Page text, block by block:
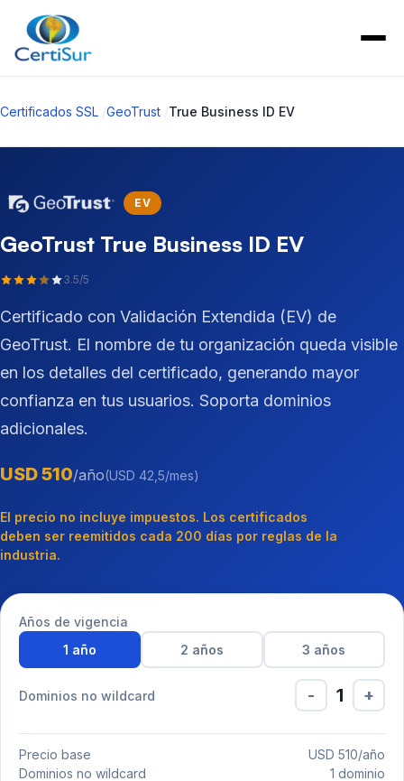
Certificados SSL /GeoTrust /True Business ID EV
EV
GeoTrust True Business ID EV
3.5/5
Certificado con Validación Extendida (EV) de
GeoTrust. El nombre de tu organización queda visible
en los detalles del certificado, generando mayor
confianza en tus usuarios. Soporta dominios
adicionales.
USD 510/año(USD 42,5/mes)
El precio no incluye impuestos. Los certificados
deben ser reemitidos cada 200 días por reglas de la
industria.
Años de vigencia
1 año
2 años 3 años
Dominios no wildcard - 1 +
Precio base
USD 510/año
Dominios no wildcard
1 dominio